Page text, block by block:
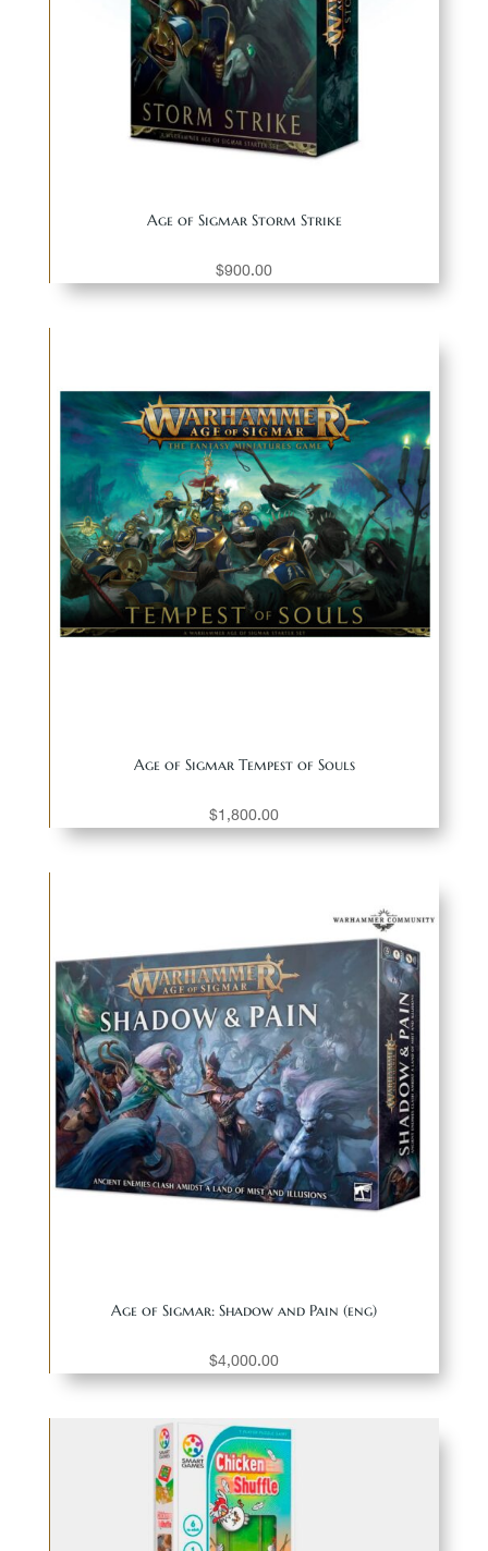
Age of Sigmar Storm Strike
$900.00
Age of Sigmar Tempest of Souls
$1,800.00
Age of Sigmar: Shadow and Pain (eng)
$4,000.00